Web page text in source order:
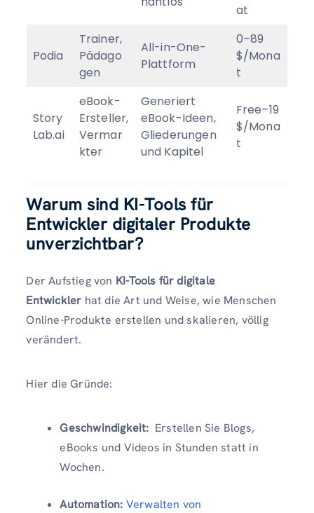
at
Podia
Trainer,
Pädago
gen
All-in-One-
Plattform
0–89
$/Mona
t
Story
Lab.ai
eBook-
Ersteller,
Vermar
kter
Generiert
eBook-Ideen,
Gliederungen
und Kapitel
Free–19
$/Mona
t
Warum sind KI-Tools für
Entwickler digitaler Produkte
unverzichtbar?
Der Aufstieg von KI-Tools für digitale
Entwickler hat die Art und Weise, wie Menschen
Online-Produkte erstellen und skalieren, völlig
verändert.
Hier die Gründe:
Geschwindigkeit: Erstellen Sie Blogs,
eBooks und Videos in Stunden statt in
Wochen.
Automation: Verwalten von